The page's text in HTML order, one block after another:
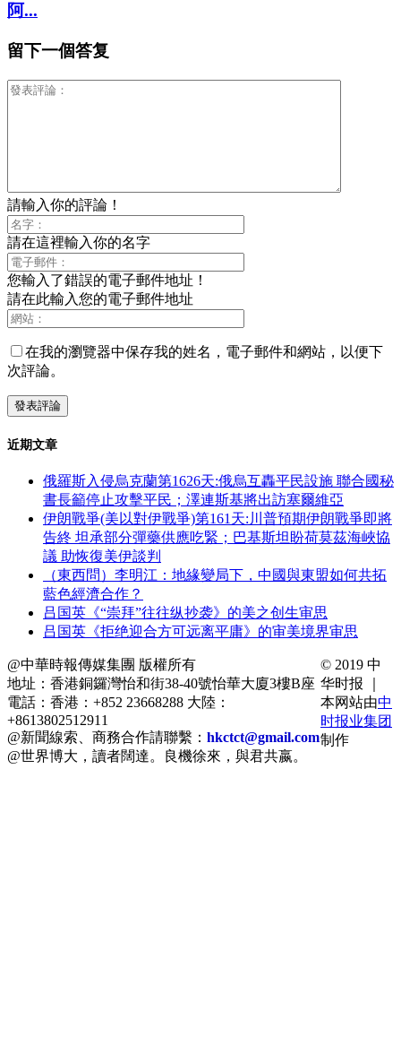
阿...
留下一個答复
請輸入你的評論！
請在這裡輸入你的名字
您輸入了錯誤的電子郵件地址！
請在此輸入您的電子郵件地址
在我的瀏覽器中保存我的姓名，電子郵件和網站，以便下
次評論。
近期文章
俄羅斯入侵烏克蘭第1626天:俄烏互轟平民設施 聯合國秘
書長籲停止攻擊平民；澤連斯基將出訪塞爾維亞
伊朗戰爭(美以對伊戰爭)第161天:川普預期伊朗戰爭即將
告終 坦承部分彈藥供應吃緊；巴基斯坦盼荷莫茲海峽協
議 助恢復美伊談判
（東西問）李明江：地緣變局下，中國與東盟如何共拓
藍色經濟合作？
吕国英《“崇拜”往往纵抄袭》的美之创生审思
吕国英《拒绝迎合方可远离平庸》的审美境界审思
@中華時報傳媒集團 版權所有
地址：香港銅鑼灣怡和街38-40號怡華大廈3樓B座
電話：香港：+852 23668288 大陸：
+8613802512911
@新聞線索、商務合作請聯繫： hkctct@gmail.com
@世界博大，讀者闊達。良機徐來，與君共嬴。
© 2019 中
华时报 ｜
本网站由中
时报业集团
制作